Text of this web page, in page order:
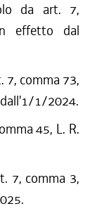
da art. 7,
effetto dal
7, comma 73,
1/2024.
45, L. R.
7, comma 3,